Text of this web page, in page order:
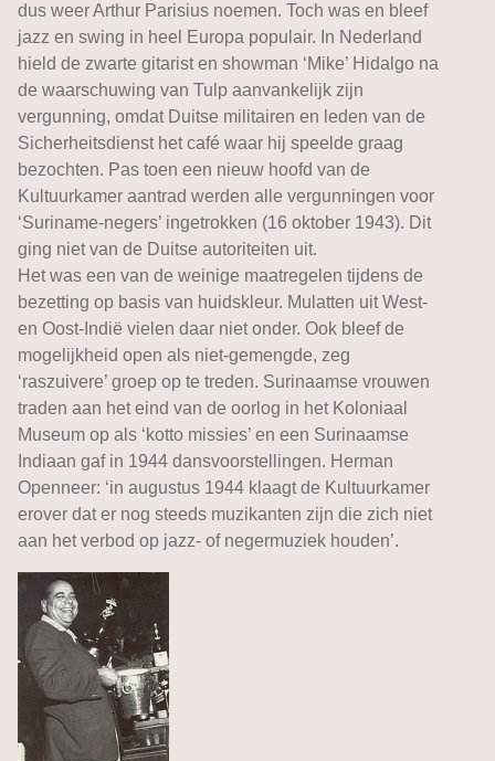
dus weer Arthur Parisius noemen. Toch was en bleef
jazz en swing in heel Europa populair. In Nederland
hield de zwarte gitarist en showman ‘Mike’ Hidalgo na
de waarschuwing van Tulp aanvankelijk zijn
vergunning, omdat Duitse militairen en leden van de
Sicherheitsdienst het café waar hij speelde graag
bezochten. Pas toen een nieuw hoofd van de
Kultuurkamer aantrad werden alle vergunningen voor
‘Suriname-negers’ ingetrokken (16 oktober 1943). Dit
ging niet van de Duitse autoriteiten uit.
Het was een van de weinige maatregelen tijdens de
bezetting op basis van huidskleur. Mulatten uit West-
en Oost-Indië vielen daar niet onder. Ook bleef de
mogelijkheid open als niet-gemengde, zeg
‘raszuivere’ groep op te treden. Surinaamse vrouwen
traden aan het eind van de oorlog in het Koloniaal
Museum op als ‘kotto missies’ en een Surinaamse
Indiaan gaf in 1944 dansvoorstellingen. Herman
Openneer: ‘in augustus 1944 klaagt de Kultuurkamer
erover dat er nog steeds muzikanten zijn die zich niet
aan het verbod op jazz- of negermuziek houden’.